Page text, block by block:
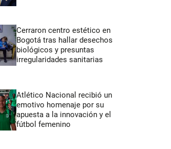
Cerraron centro estético en
Bogotá tras hallar desechos
biológicos y presuntas
irregularidades sanitarias
Atlético Nacional recibió un
emotivo homenaje por su
apuesta a la innovación y el
fútbol femenino